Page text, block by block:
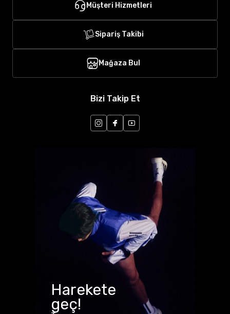
Müşteri Hizmetleri
Sipariş Takibi
Mağaza Bul
Bizi Takip Et
Harekete
geç!